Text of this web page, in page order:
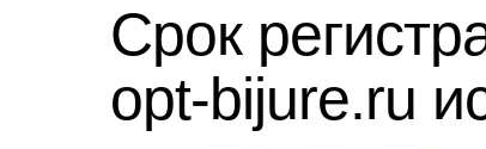
Срок
opt-bijure.ru